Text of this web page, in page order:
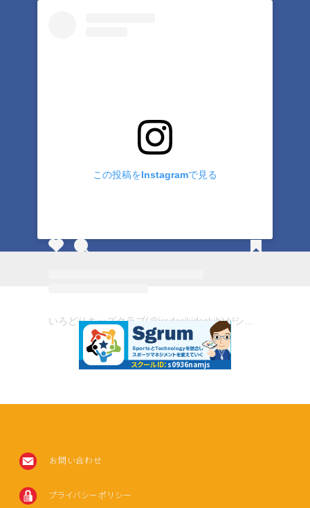
この投稿をInstagramで見る
いろどりキッズクラブ(@irodorikidsclub)がシェアした投稿
スクールID：s0936namjs
お問い合わせ
プライバシーポリシー